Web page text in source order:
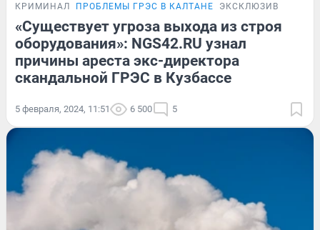
КРИМИНАЛ ПРОБЛЕМЫ ГРЭС В КАЛТАНЕ ЭКСКЛЮЗИВ
«Существует угроза выхода из строя
оборудования»: NGS42.RU узнал
причины ареста экс-директора
скандальной ГРЭС в Кузбассе
5 февраля, 2024, 11:51 6 500 5